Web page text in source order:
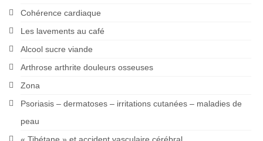
Cohérence cardiaque
Les lavements au café
Alcool sucre viande
Arthrose arthrite douleurs osseuses
Zona
Psoriasis – dermatoses – irritations cutanées – maladies de
peau
« Tibétane » et accident vasculaire cérébral